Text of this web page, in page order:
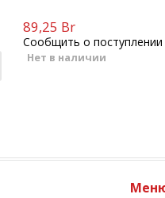
89,25 Br
Сообщить о поступлении
Нет в наличии